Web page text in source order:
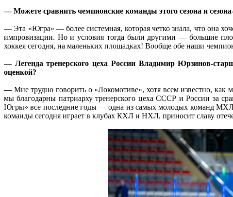
— Можете сравнить чемпионские команды этого сезона и
— Эта «Югра» — более системная, которая четко знала, что она
импровизации. Но и условия тогда были другими — большие
хоккея сегодня, на маленьких площадках! Вообще обе наши
— Легенда тренерского цеха России Владимир Юрзинов-
оценкой?
— Мне трудно говорить о «Локомотиве», хотя всем известно,
мы благодарны патриарху тренерского цеха СССР и России за
Югры» все последние годы — одна из самых молодых команд
команды сегодня играет в клубах КХЛ и НХЛ, приносит славу